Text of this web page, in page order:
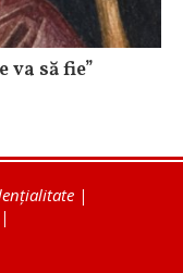
să fie”
|
|